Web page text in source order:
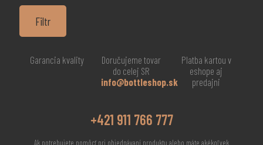
Filtr
Garancia kvality
Doručujeme tovar
do celej SR
info@bottleshop.sk
Platba kartou v
eshope aj
predajni
+421 911 766 777
Ak potrebujete pomôcť pri objednávaní produktu alebo máte akékoľvek